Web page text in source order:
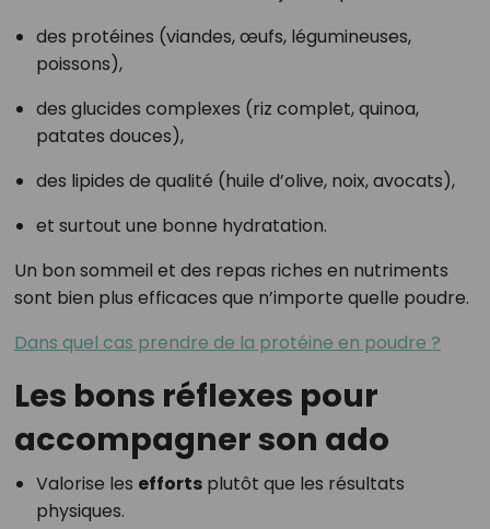
des protéines (viandes, œufs, légumineuses,
poissons),
des glucides complexes (riz complet, quinoa,
patates douces),
des lipides de qualité (huile d’olive, noix, avocats),
et surtout une bonne hydratation.
Un bon sommeil et des repas riches en nutriments
sont bien plus efficaces que n’importe quelle poudre.
Dans quel cas prendre de la protéine en poudre ?
Les bons réflexes pour
accompagner son ado
Valorise les effortsplutôt que les résultats
physiques.